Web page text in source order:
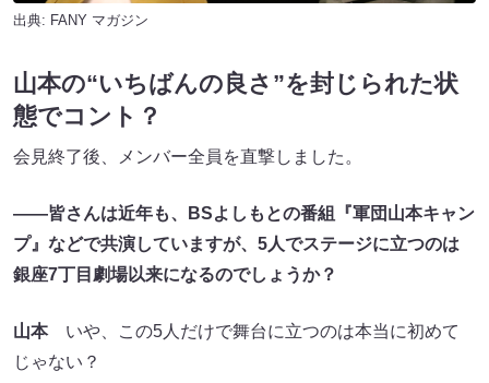
出典: FANY マガジン
山本の“いちばんの良さ”を封じられた状
態でコント？
会見終了後、メンバー全員を直撃しました。
――皆さんは近年も、BSよしもとの番組『軍団山本キャン
プ』などで共演していますが、5人でステージに立つのは
銀座7丁目劇場以来になるのでしょうか？
山本いや、この5人だけで舞台に立つのは本当に初めて
じゃない？